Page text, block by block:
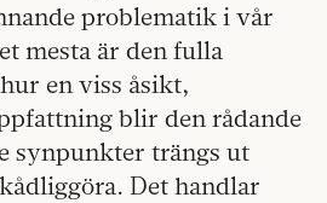
problematik i vår
mesta är den fulla
en viss åsikt,
blir den rådande
synpunkter trängs ut
Det handlar